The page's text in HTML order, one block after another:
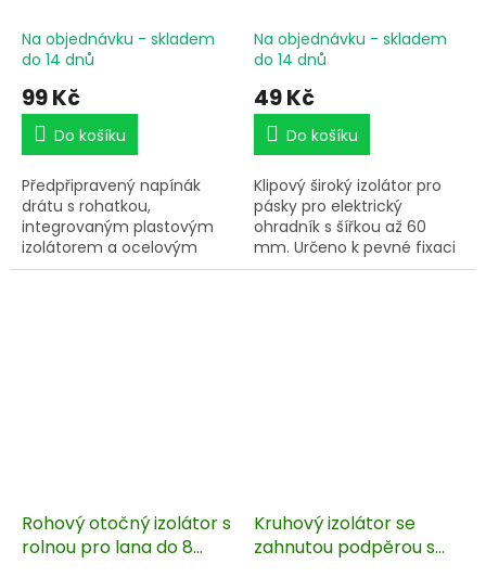
izolátorem pro
ohradníkové kůly, délka
Na objednávku - skladem
do 14 dnů
99 Kč
Do košíku
Předpřipravený napínák
drátu s rohatkou,
integrovaným plastovým
izolátorem a ocelovým
lankem s okem. Robustní
vruty - 10 ks
Na objednávku - skladem
do 14 dnů
49 Kč
Do košíku
Klipový široký izolátor pro
pásky pro elektrický
ohradník s šířkou až 60
mm. Určeno k pevné fixaci
do kůlu pomocí hřebíků
Rohový otočný izolátor s
rolnou pro lana do 8
Kruhový izolátor se
zahnutou podpěrou s